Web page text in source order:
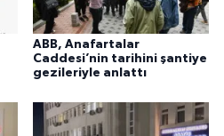
ABB, Anafartalar
Caddesi’nin tarihini şantiye
gezileriyle anlattı